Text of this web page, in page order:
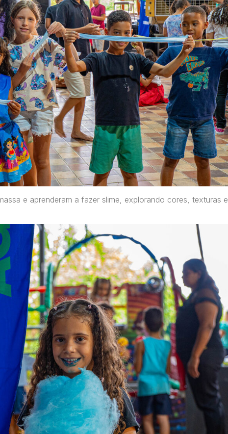
e aprenderam a fazer slime, explorando cores, texturas e